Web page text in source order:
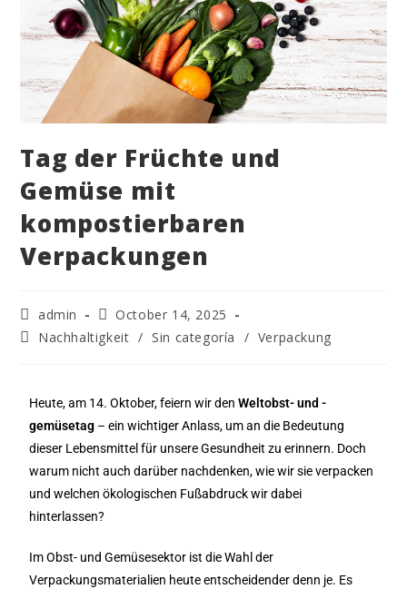
Tag der Früchte und
Gemüse mit
kompostierbaren
Verpackungen
admin
October 14, 2025
Nachhaltigkeit / Sin categoría / Verpackung
Heute, am 14. Oktober, feiern wir denWeltobst- und -
gemüsetag – ein wichtiger Anlass, um an die Bedeutung
dieser Lebensmittel für unsere Gesundheit zu erinnern. Doch
warum nicht auch darüber nachdenken, wie wir sie verpacken
und welchen ökologischen Fußabdruck wir dabei
hinterlassen?
Im Obst- und Gemüsesektor ist die Wahl der
Verpackungsmaterialien heute entscheidender denn je. Es